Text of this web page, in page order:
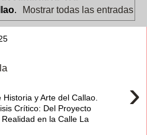
. Mostrar todas las entradas
›
y Arte del Callao.
Crítico: Del Proyecto
en la Calle La